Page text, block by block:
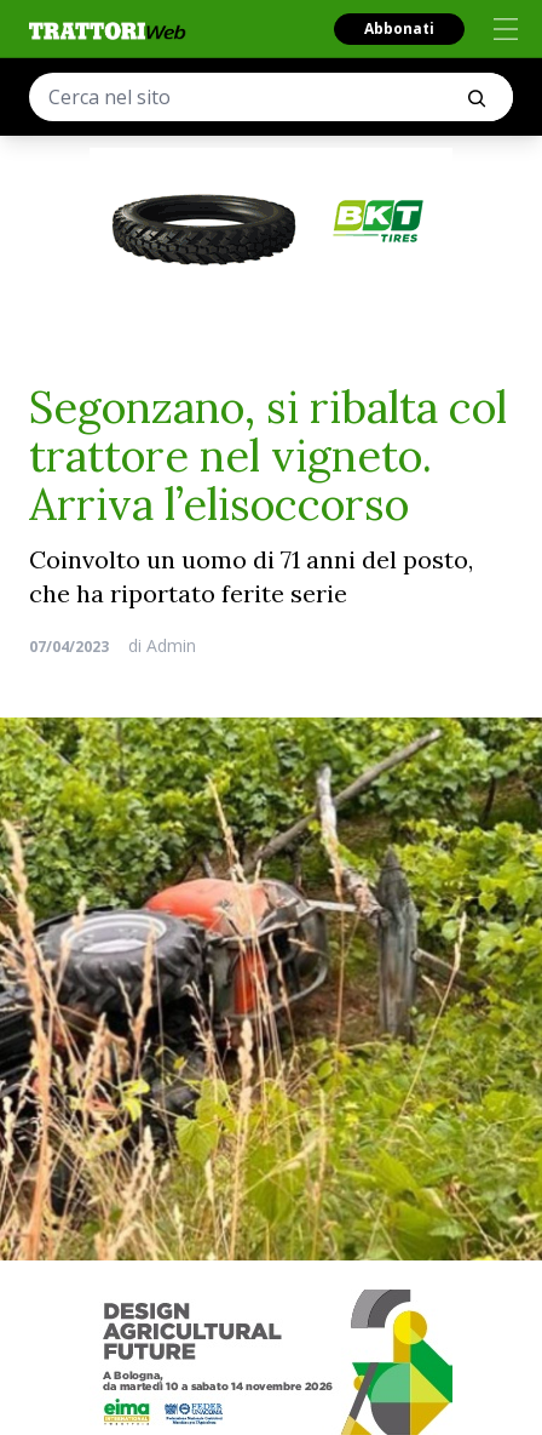
Abbonati
Segonzano, si ribalta col
trattore nel vigneto.
Arriva l’elisoccorso
Coinvolto un uomo di 71 anni del posto,
che ha riportato ferite serie
07/04/2023 di Admin